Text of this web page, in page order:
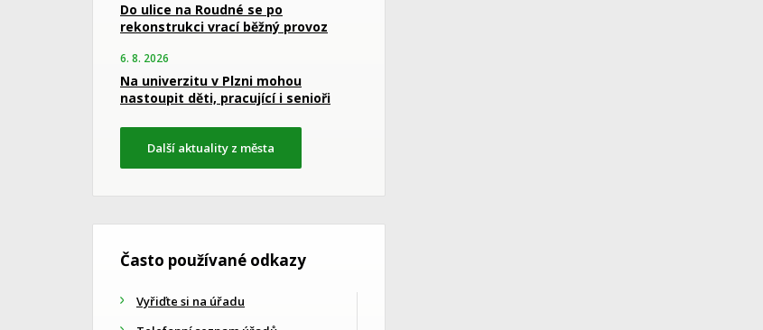
Do ulice na Roudné se po
rekonstrukci vrací běžný provoz
6. 8. 2026
Na univerzitu v Plzni mohou
nastoupit děti, pracující i senioři
Další aktuality z města
Často používané odkazy
Vyřiďte si na úřadu